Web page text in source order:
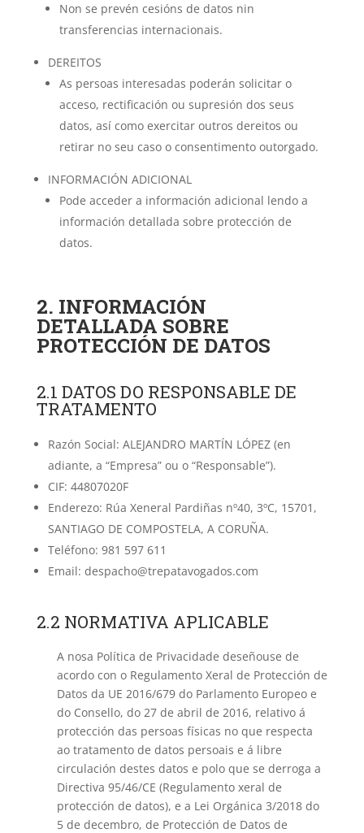
Non se prevén cesións de datos nin
transferencias internacionais.
DEREITOS
As persoas interesadas poderán solicitar o
acceso, rectificación ou supresión dos seus
datos, así como exercitar outros dereitos ou
retirar no seu caso o consentimento outorgado.
INFORMACIÓN ADICIONAL
Pode acceder a información adicional lendo a
información detallada sobre protección de
datos.
2. INFORMACIÓN
DETALLADA SOBRE
PROTECCIÓN DE DATOS
2.1 DATOS DO RESPONSABLE DE
TRATAMENTO
Razón Social: ALEJANDRO MARTÍN LÓPEZ (en
adiante, a “Empresa” ou o “Responsable”).
CIF: 44807020F
Enderezo: Rúa Xeneral Pardiñas nº40, 3ºC, 15701,
SANTIAGO DE COMPOSTELA, A CORUÑA.
Teléfono: 981 597 611
Email: despacho@trepatavogados.com
2.2 NORMATIVA APLICABLE
A nosa Política de Privacidade deseñouse de
acordo con o Regulamento Xeral de Protección de
Datos da UE 2016/679 do Parlamento Europeo e
do Consello, do 27 de abril de 2016, relativo á
protección das persoas físicas no que respecta
ao tratamento de datos persoais e á libre
circulación destes datos e polo que se derroga a
Directiva 95/46/CE (Regulamento xeral de
protección de datos), e a Lei Orgánica 3/2018 do
5 de decembro, de Protección de Datos de